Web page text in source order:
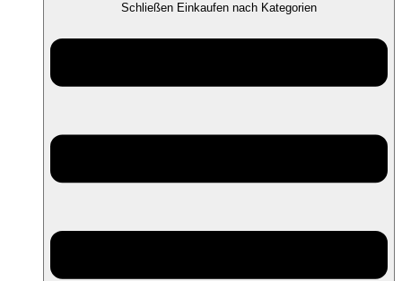
Schließen Einkaufen nach Kategorien